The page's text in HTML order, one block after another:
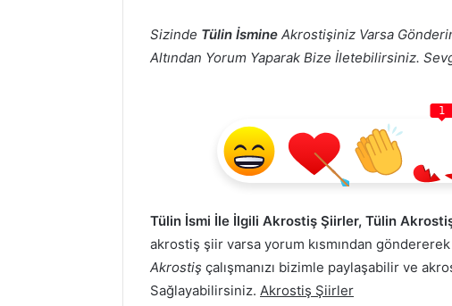
Sizinde Tülin İsmine Akrostişiniz Varsa
Altından Yorum Yaparak Bize İletebilirsiniz.
1
Tülin İsmi İle İlgili Akrostiş Şiirler, Tülin
akrostiş şiir varsa yorum kısmından göndererek
Akrostiş çalışmanızı bizimle paylaşabilir ve
Sağlayabilirsiniz. Akrostiş Şiirler